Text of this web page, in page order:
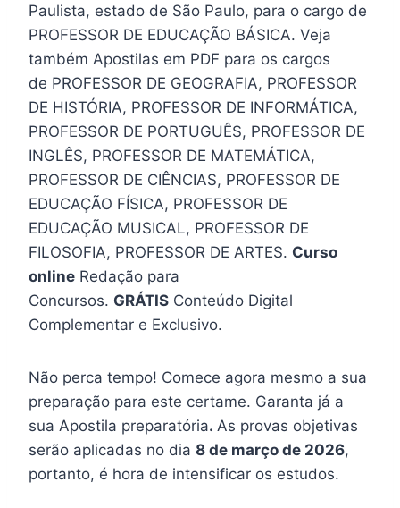
Paulista, estado de São Paulo, para o cargo de
PROFESSOR DE EDUCAÇÃO BÁSICA. Veja
também Apostilas em PDF para os cargos
de PROFESSOR DE GEOGRAFIA, PROFESSOR
DE HISTÓRIA, PROFESSOR DE INFORMÁTICA,
PROFESSOR DE PORTUGUÊS, PROFESSOR DE
INGLÊS, PROFESSOR DE MATEMÁTICA,
PROFESSOR DE CIÊNCIAS, PROFESSOR DE
EDUCAÇÃO FÍSICA, PROFESSOR DE
EDUCAÇÃO MUSICAL, PROFESSOR DE
FILOSOFIA, PROFESSOR DE ARTES. Curso
online Redação para
Concursos. GRÁTIS Conteúdo Digital
Complementar e Exclusivo.
Não perca tempo! Comece agora mesmo a sua
preparação para este certame. Garanta já a
sua Apostila preparatória. As provas objetivas
serão aplicadas no dia 8 de março de 2026,
portanto, é hora de intensificar os estudos.